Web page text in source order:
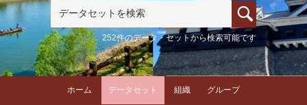
252件のデータ・セットから検索可能です
ホーム データセット 組織 グループ